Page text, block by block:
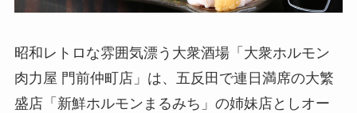
昭和レトロな雰囲気漂う大衆酒場「大衆ホルモン
肉力屋 門前仲町店」は、五反田で連日満席の大繁
盛店「新鮮ホルモンまるみち」の姉妹店としオー